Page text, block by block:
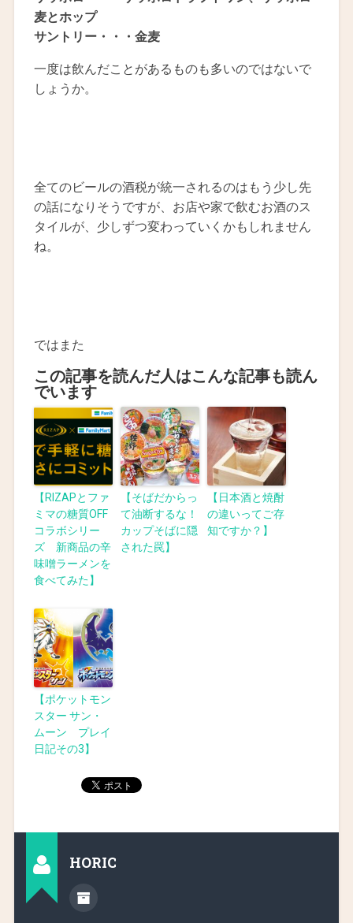
麦とホップ
サントリー・・・金麦
一度は飲んだことがあるものも多いのではないで
しょうか。
全てのビールの酒税が統一されるのはもう少し先
の話になりそうですが、お店や家で飲むお酒のス
タイルが、少しずつ変わっていくかもしれません
ね。
ではまた
この記事を読んだ人はこんな記事も読ん
でいます
【RIZAPとファ
ミマの糖質OFF
コラボシリー
ズ 新商品の辛
味噌ラーメンを
食べてみた】
【そばだからっ
て油断するな！
カップそばに隠
された罠】
【日本酒と焼酎
の違いってご存
知ですか？】
【ポケットモン
スター サン・
ムーン プレイ
日記その3】
HORIC